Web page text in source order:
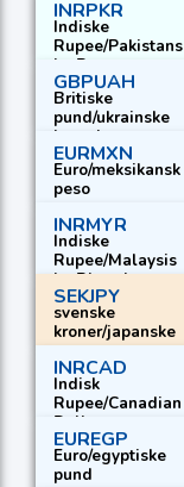
INRPKR
Indiske
Rupee/Pakistans
ke Rupee
GBPUAH
Britiske
pund/ukrainske
hryvnia
EURMXN
Euro/meksikansk
peso
INRMYR
Indiske
Rupee/Malaysis
ke Ringgit
SEKJPY
svenske
kroner/japanske
yen
INRCAD
Indisk
Rupee/Canadian
Dollar
EUREGP
Euro/egyptiske
pund